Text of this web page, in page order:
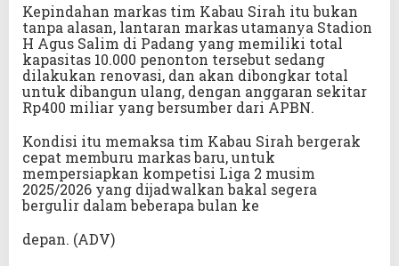
Kepindahan markas tim Kabau Sirah itu bukan
tanpa alasan, lantaran markas utamanya Stadion
H Agus Salim di Padang yang memiliki total
kapasitas 10.000 penonton tersebut sedang
dilakukan renovasi, dan akan dibongkar total
untuk dibangun ulang, dengan anggaran sekitar
Rp400 miliar yang bersumber dari APBN.
Kondisi itu memaksa tim Kabau Sirah bergerak
cepat memburu markas baru, untuk
mempersiapkan kompetisi Liga 2 musim
2025/2026 yang dijadwalkan bakal segera
bergulir dalam beberapa bulan ke
depan. (ADV)